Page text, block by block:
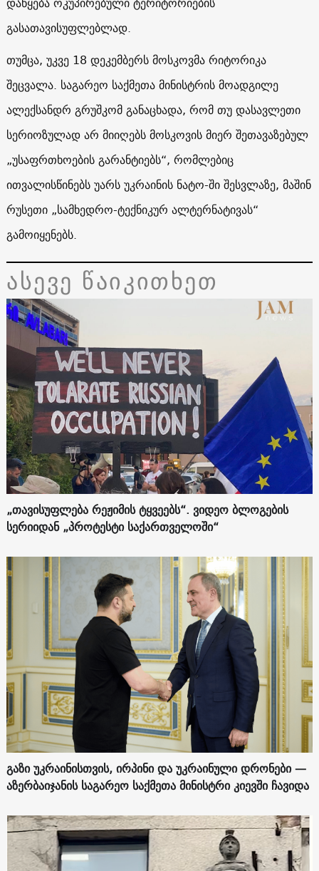
გასათავისუფლებლად.
თუმცა, უკვე 18 დეკემბერს მოსკოვმა რიტორიკა
შეცვალა. საგარეო საქმეთა მინისტრის მოადგილე
ალექსანდრ გრუშკომ განაცხადა, რომ თუ დასავლეთი
სერიოზულად არ მიიღებს მოსკოვის მიერ შეთავაზებულ
„უსაფრთხოების გარანტიებს“, რომლებიც
ითვალისწინებს უარს უკრაინის ნატო-ში შესვლაზე, მაშინ
რუსეთი „სამხედრო-ტექნიკურ ალტერნატივას“
გამოიყენებს.
ასევე წაიკითხეთ
„თავისუფლება რეჟიმის ტყვეებს“. ვიდეო ბლოგების
სერიიდან „პროტესტი საქართველოში“
გაზი უკრაინისთვის, ირპინი და უკრაინული დრონები —
აზერბაიჯანის საგარეო საქმეთა მინისტრი კიევში ჩავიდა